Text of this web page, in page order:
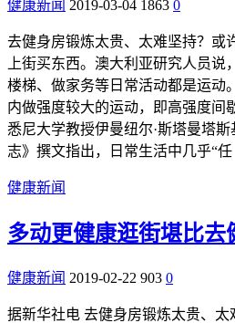
健康新闻 2019-03-04 1863 0
去健身房锻炼太贵、太难坚持？或
上街买东西。澳大利亚研究人员
楼梯、做家务等日常活动都是运动
内做强度较大的运动，即高强度间
悉尼大学教授伊曼纽尔·斯塔曼塔
志》撰文指出，日常生活中几乎“任
健康新闻
多动更健康逛街堪比去
健康新闻 2019-02-22 903 0
据新华社电 去健身房锻炼太贵、